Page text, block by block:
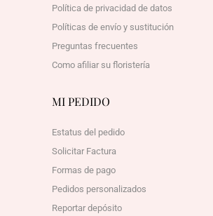
Política de privacidad de datos
Políticas de envío y sustitución
Preguntas frecuentes
Como afiliar su floristería
MI PEDIDO
Estatus del pedido
Solicitar Factura
Formas de pago
Pedidos personalizados
Reportar depósito